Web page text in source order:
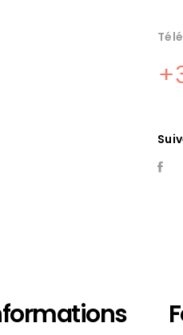
Albareil spÃ©cialise de la
conception, installation de